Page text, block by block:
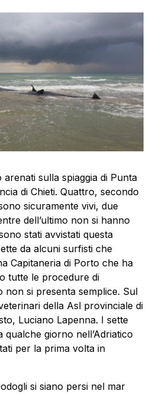
Capitaneria di […]
sulla spiaggia di Punta
di Chieti. Quattro, secondo
sicuramente vivi, due
dell’ultimo non si hanno
stati avvistati questa
da alcuni surfisti che
Capitaneria di Porto che ha
tutte le procedure di
non si presenta semplice. Sul
della Asl provinciale di
Luciano Lapenna. I sette
qualche giorno nell’Adriatico
per la prima volta in
si siano persi nel mar